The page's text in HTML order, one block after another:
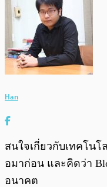
Han
สนใจเกี่ยวกับเทคโนโ
อมาก่อน และคิดว่า
อนาคต